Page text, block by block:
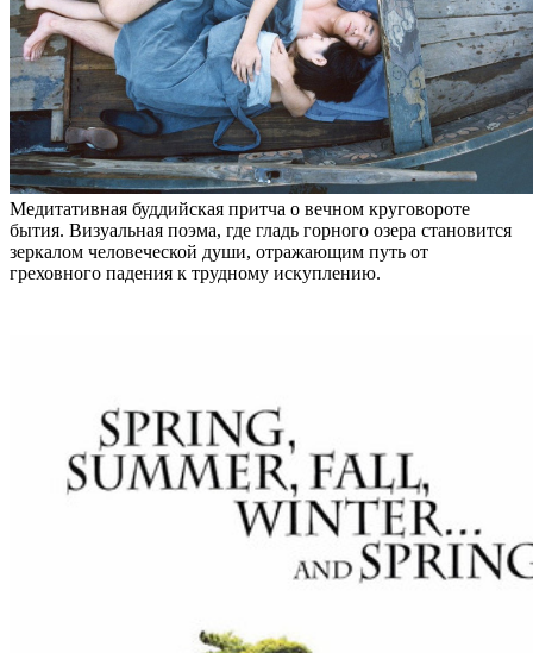
Медитативная буддийская притча о вечном круговороте
бытия. Визуальная поэма, где гладь горного озера становится
зеркалом человеческой души, отражающим путь от
греховного падения к трудному искуплению.